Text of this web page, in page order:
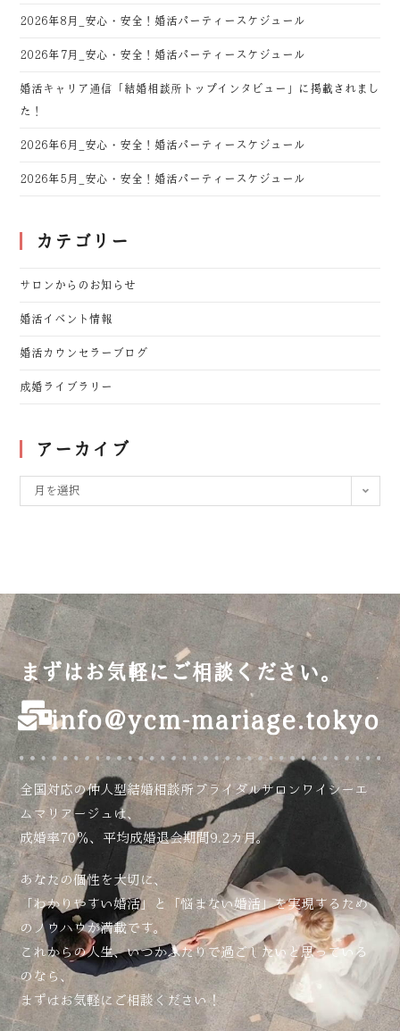
2026年8月_安心・安全！婚活パーティースケジュール
2026年7月_安心・安全！婚活パーティースケジュール
婚活キャリア通信「結婚相談所トップインタビュー」に掲載されまし
た！
2026年6月_安心・安全！婚活パーティースケジュール
2026年5月_安心・安全！婚活パーティースケジュール
カテゴリー
サロンからのお知らせ
婚活イベント情報
婚活カウンセラーブログ
成婚ライブラリー
アーカイブ
月を選択
まずはお気軽にご相談ください。
info@ycm-mariage.tokyo
全国対応の仲人型結婚相談所ブライダルサロンワイシーエ
ムマリアージュは、
成婚率70％、平均成婚退会期間9.2カ月。
あなたの個性を大切に、
「わかりやすい婚活」と「悩まない婚活」を実現するため
のノウハウが満載です。
これからの人生、いつかふたりで過ごしたいと思っている
のなら、
まずはお気軽にご相談ください！